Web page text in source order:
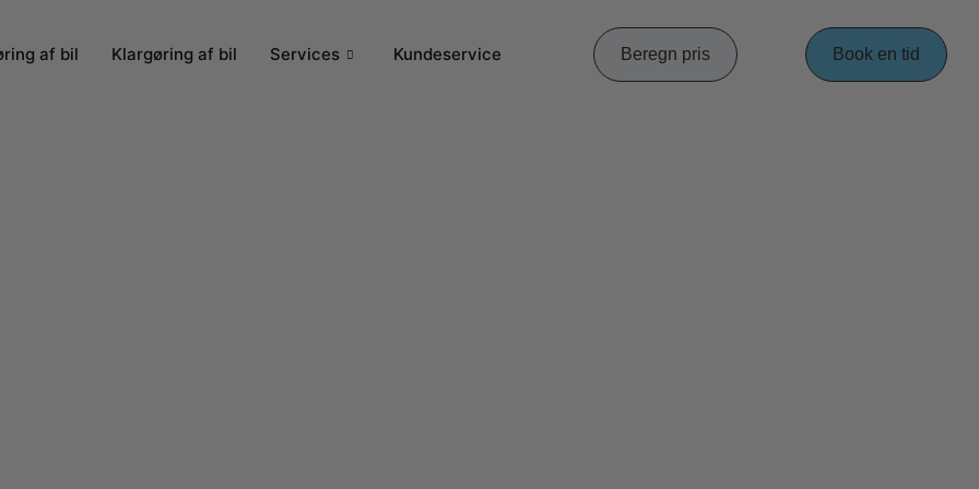
af bil Klargøring af bil Services Kundeservice Beregn pris Book en tid